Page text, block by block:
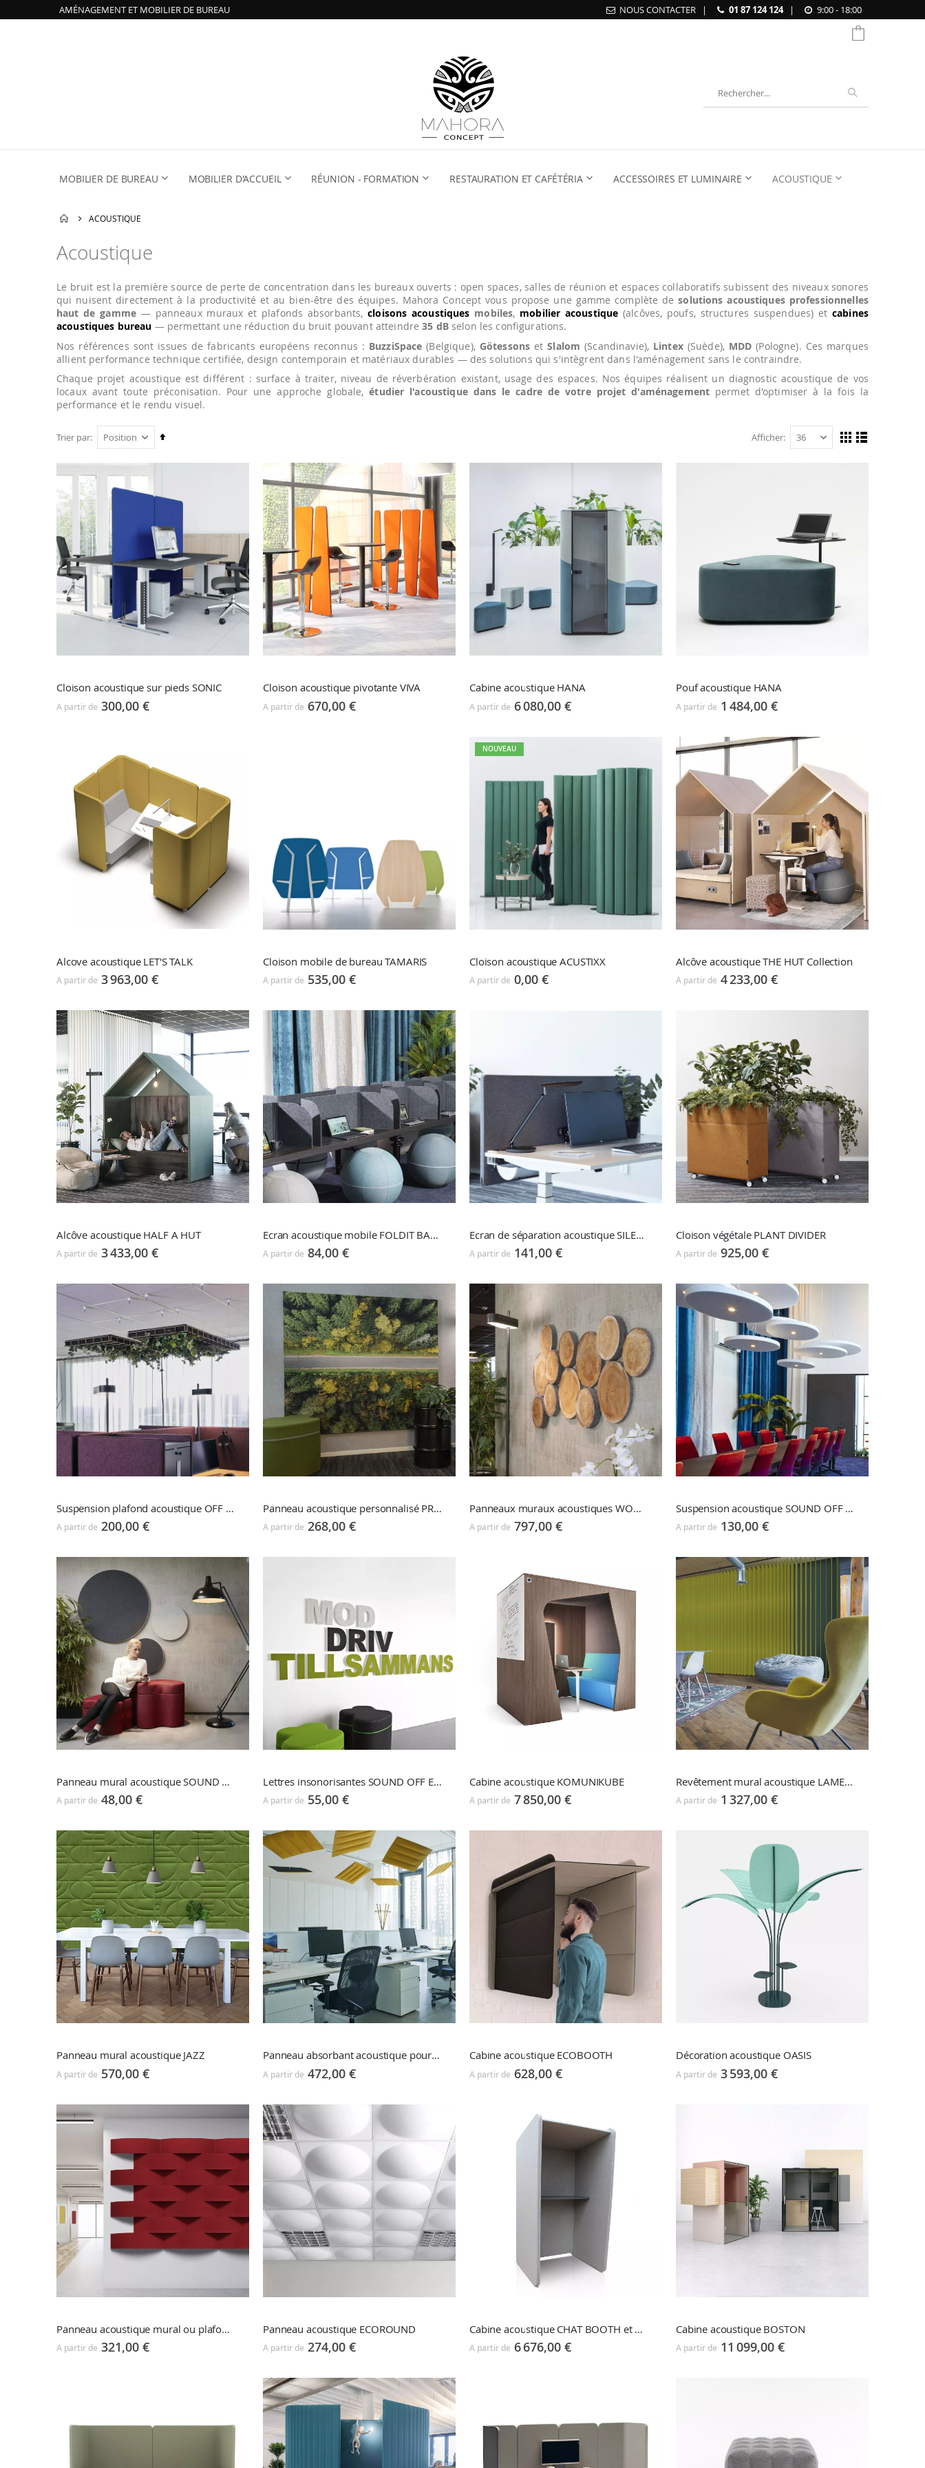
AMÉNAGEMENT ET MOBILIER DE BUREAU NOUS CONTACTER | 01 87 124 124 | 9:00 - 18:00
MOBILIER DE BUREAU MOBILIER D'ACCUEIL RÉUNION - FORMATION RESTAURATION ET CAFÉTÉRIA ACCESSOIRES ET LUMINAIRE ACOUSTIQUE
ACOUSTIQUE
Acoustique
Le bruit est la première source de perte de concentration dans les bureaux ouverts : open spaces, salles de réunion et espaces collaboratifs subissent des niveaux sonores
qui nuisent directement à la productivité et au bien-être des équipes. Mahora Concept vous propose une gamme complète desolutions acoustiques professionnelles
haut de gamme — panneaux muraux et plafonds absorbants,cloisons acoustiques mobiles, mobilier acoustique (alcôves, poufs, structures suspendues) etcabines
acoustiques bureau — permettant une réduction du bruit pouvant atteindre35 dBselon les configurations.
Nos références sont issues de fabricants européens reconnus : BuzziSpace (Belgique), Götessons etSlalom (Scandinavie), Lintex(Suède), MDD (Pologne). Ces marques
allient performance technique certifiée, design contemporain et matériaux durables — des solutions qui s'intègrent dans l'aménagement sans le contraindre.
Chaque projet acoustique est différent : surface à traiter, niveau de réverbération existant, usage des espaces. Nos équipes réalisent un diagnostic acoustique de vos
locaux avant toute préconisation. Pour une approche globale,étudier l'acoustique dans le cadre de votre projet d'aménagement permet d'optimiser à la fois la
performance et le rendu visuel.
Trier par
Par
décroissant
Afficher
Afficher
GrilleListe
Cloison acoustique sur pieds SONIC
A partir de 300,00 €
Cloison acoustique pivotante VIVA
A partir de 670,00 €
Cabine acoustique HANA
A partir de 6 080,00 €
Pouf acoustique HANA
A partir de 1 484,00 €
Alcove acoustique LET'S TALK
A partir de 3 963,00 €
Cloison mobile de bureau TAMARIS
A partir de 535,00 €
NOUVEAU
Cloison acoustique ACUSTIXX
A partir de 0,00 €
Alcôve acoustique THE HUT Collection
A partir de 4 233,00 €
Alcôve acoustique HALF A HUT
A partir de 3 433,00 €
Ecran acoustique mobile FOLDIT BASIC FELT
A partir de 84,00 €
Ecran de séparation acoustique SILENT EXPRESS
A partir de 141,00 €
Cloison végétale PLANT DIVIDER
A partir de 925,00 €
Suspension plafond acoustique OFF THE GRID
A partir de 200,00 €
Panneau acoustique personnalisé PRINT ECOSUND
A partir de 268,00 €
Panneaux muraux acoustiques WOODSTOCK ECOSUND
A partir de 797,00 €
Suspension acoustique SOUND OFF ECOSUND
A partir de 130,00 €
Panneau mural acoustique SOUND OFF ECOSUND
A partir de 48,00 €
Lettres insonorisantes SOUND OFF ECOSUND
A partir de 55,00 €
Cabine acoustique KOMUNIKUBE
A partir de 7 850,00 €
Revêtement mural acoustique LAMELLAE
A partir de 1 327,00 €
Panneau mural acoustique JAZZ
A partir de 570,00 €
Panneau absorbant acoustique pour mur ou plafond ECO WALL
A partir de 472,00 €
Cabine acoustique ECOBOOTH
A partir de 628,00 €
Décoration acoustique OASIS
A partir de 3 593,00 €
Panneau acoustique mural ou plafond ECOARCH
A partir de 321,00 €
Panneau acoustique ECOROUND
A partir de 274,00 €
Cabine acoustique CHAT BOOTH et PHONE BOOTH
A partir de 6 676,00 €
Cabine acoustique BOSTON
A partir de 11 099,00 €